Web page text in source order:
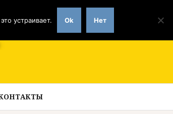
устраивает. Ok Нет